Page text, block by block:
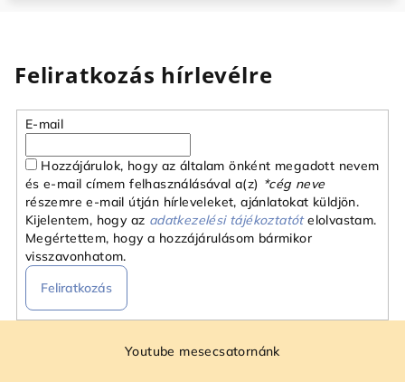
Feliratkozás hírlevélre
E-mail
Hozzájárulok, hogy az általam önként megadott nevem
és e-mail címem felhasználásával a(z) *cég neve
részemre e-mail útján hírleveleket, ajánlatokat küldjön.
Kijelentem, hogy az adatkezelési tájékoztatót elolvastam.
Megértettem, hogy a hozzájárulásom bármikor
visszavonhatom.
Feliratkozás
Youtube mesecsatornánk